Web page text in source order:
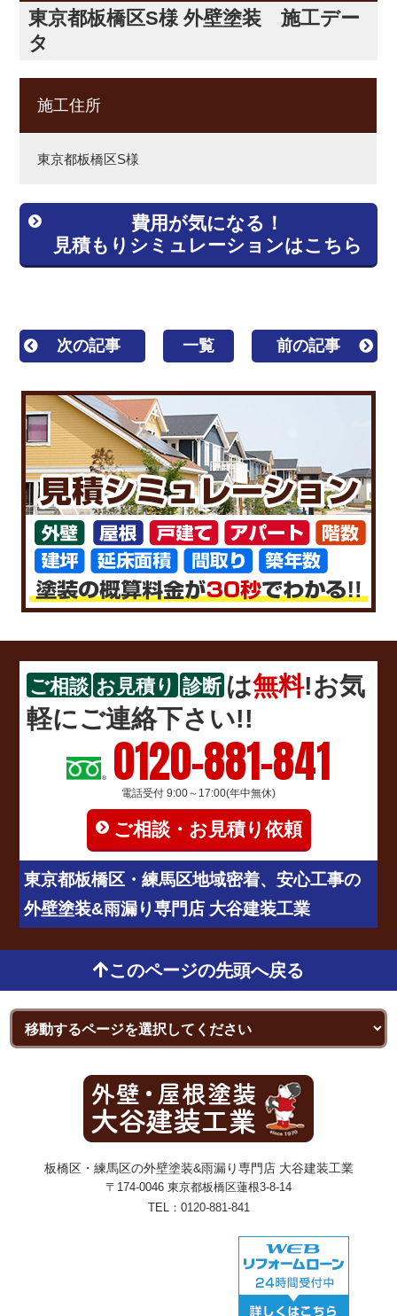
東京都板橋区S様 外壁塗装 施工デー
タ
施工住所
東京都板橋区S様
費用が気になる！
見積もりシミュレーションはこちら
次の記事 一覧 前の記事
ご相談 お見積り 診断 は無料!お気
軽にご連絡下さい!!
0120-881-841
電話受付 9:00～17:00(年中無休)
ご相談・お見積り依頼
東京都板橋区・練馬区地域密着、安心工事の
外壁塗装&雨漏り専門店 大谷建装工業
このページの先頭へ戻る
板橋区・練馬区の外壁塗装&雨漏り専門店 大谷建装工業
〒174-0046 東京都板橋区蓮根3-8-14
TEL： 0120-881-841